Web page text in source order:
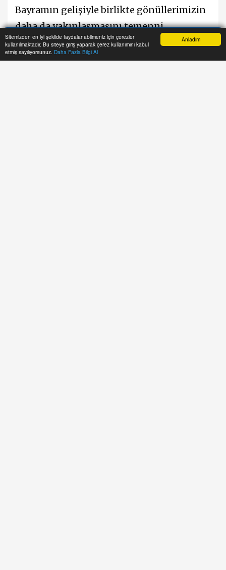
Anladım
Sitemizden en iyi şekilde faydalanabilmeniz için çerezler
kullanılmaktadır. Bu siteye giriş yaparak çerez kullanımını kabul
etmiş sayılıyorsunuz. Daha Fazla Bilgi Al
Bayramın gelişiyle birlikte gönüllerimizin
daha da yakınlaşmasını temenni
ediyorum” ifadelerini kullandı.
Anasayfa Yazarlar Haber Ara İhbar Hattı Menu